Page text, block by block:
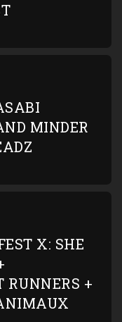
MINDER
X: SHE
RUNNERS +